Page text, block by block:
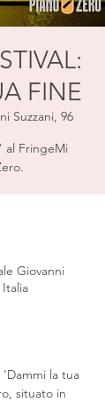
FINE
Suzzani, 96
al FringeMi
Giovanni
Italia
la tua
situato in